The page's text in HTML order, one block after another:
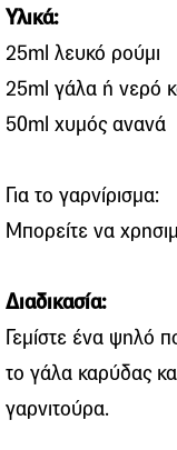
Υλικά:
25ml λευκό ρούμι
25ml γάλα ή νερό
50ml χυμός ανανά
Για το γαρνίρισμα:
Μπορείτε να
Διαδικασία:
Γεμίστε ένα ψηλό
το γάλα καρύδας
γαρνιτούρα.